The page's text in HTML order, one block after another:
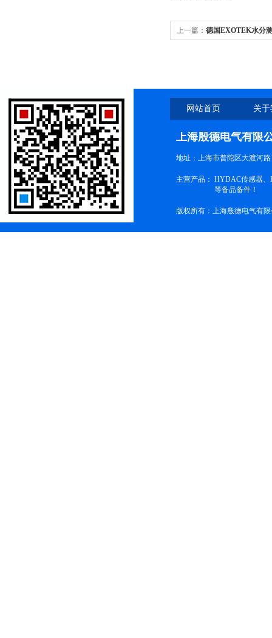
上一篇： 德国EXOTEK水分
网站首页 关
上海殷德电气有限
地址：上海市普陀区大渡河路
主营产品： HYDAC传感器、
等备品备件！
版权所有：上海殷德电气有